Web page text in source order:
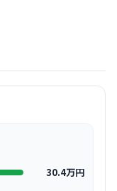
30.4万円